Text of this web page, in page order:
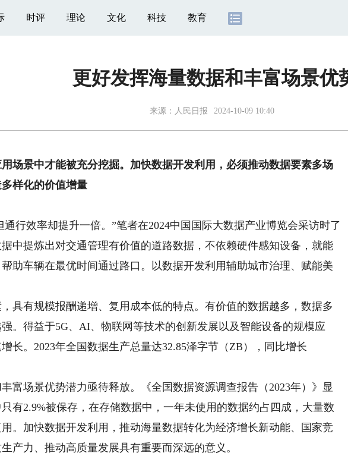
时评 理论 文化 科技 教育
更好发挥海量数据和丰富场景优
来源： 人民日报 2024-10-09 10:40
景中才能被充分挖掘。加快数据开发利用，必须推动数据要素多场
样化的价值增量
行效率却提升一倍。”笔者在2024中国国际大数据产业博览会采访时了
中提炼出对交通管理有价值的道路数据，不依赖硬件感知设备，就能
助车辆在最优时间通过路口。以数据开发利用辅助城市治理、赋能美
有规模报酬递增、复用成本低的特点。有价值的数据越多，数据多
。得益于5G、AI、物联网等技术的创新发展以及智能设备的规模应
长。2023年全国数据生产总量达32.85泽字节（ZB），同比增长
场景优势潜力亟待释放。《全国数据资源调查报告（2023年）》显
有2.9%被保存，在存储数据中，一年未使用的数据约占四成，大量数
。加快数据开发利用，推动海量数据转化为经济增长新动能、国家竞
产力、推动高质量发展具有重要而深远的意义。